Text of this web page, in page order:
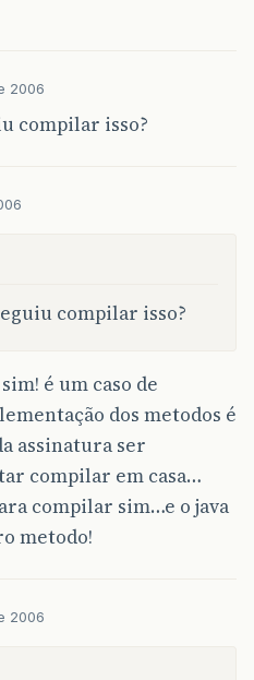
2006
compilar isso?
compilar isso?
é um caso de
dos metodos é
assinatura ser
compilar em casa…
compilar sim…e o java
metodo!
2006